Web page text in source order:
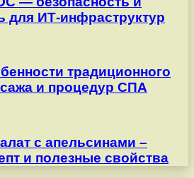
для ИТ-инфраструктур
традиционного
и процедур СПА
с апельсинами –
и полезные свойства